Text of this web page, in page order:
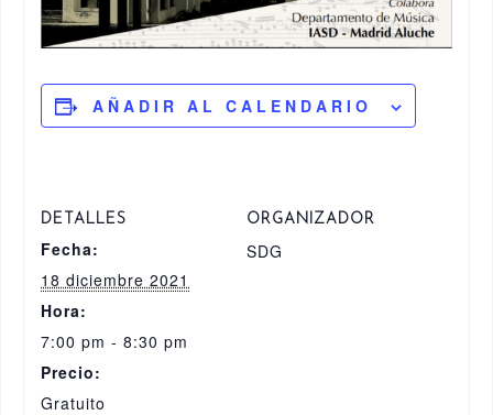
AÑADIR AL CALENDARIO
DETALLES
Fecha:
18 diciembre 2021
Hora:
7:00 pm - 8:30 pm
Precio:
Gratuito
ORGANIZADOR
SDG